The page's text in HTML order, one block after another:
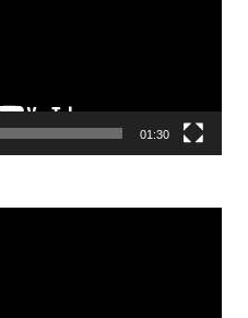
01:30